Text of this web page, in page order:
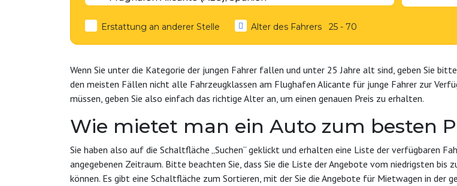
Erstattung an anderer Stelle Alter des Fahrers 25 - 70
Wenn Sie unter die Kategorie der jungen Fahrer fallen und unter 25 Jahre alt sind, geben Sie
den meisten Fällen nicht alle Fahrzeugklassen am Flughafen Alicante für junge Fahrer zur
müssen, geben Sie also einfach das richtige Alter an, um einen genauen Preis zu erhalten.
Wie mietet man ein Auto zum besten
Sie haben also auf die Schaltfläche „Suchen“ geklickt und erhalten eine Liste der verfügbaren
angegebenen Zeitraum. Bitte beachten Sie, dass Sie die Liste der Angebote vom niedrigsten bis
können. Es gibt eine Schaltfläche zum Sortieren, mit der Sie die Angebote für Mietwagen in der